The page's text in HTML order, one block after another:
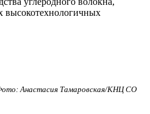
высокотехнологичных
Анастасия Тамаровская/КНЦ СО